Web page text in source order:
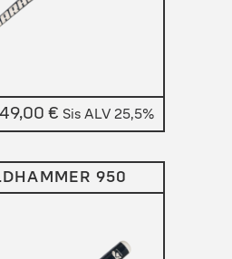
€ Sis ALV 25,5%
950